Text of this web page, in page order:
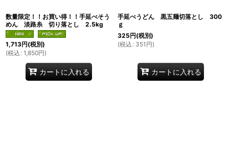
数量限定！！お買い得！！手延べそう
めん 淡路糸 切り落とし 2.5kg
1,713円(税別)
(税込 : 1,850円)
カートに入れる
手延べうどん 黒五麺切落とし 300
ｇ
325円(税別)
(税込 : 351 円)
カートに入れる